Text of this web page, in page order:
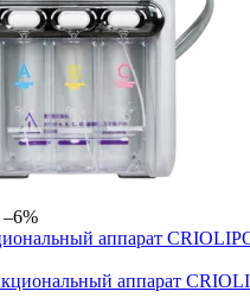
–6%
аппарат